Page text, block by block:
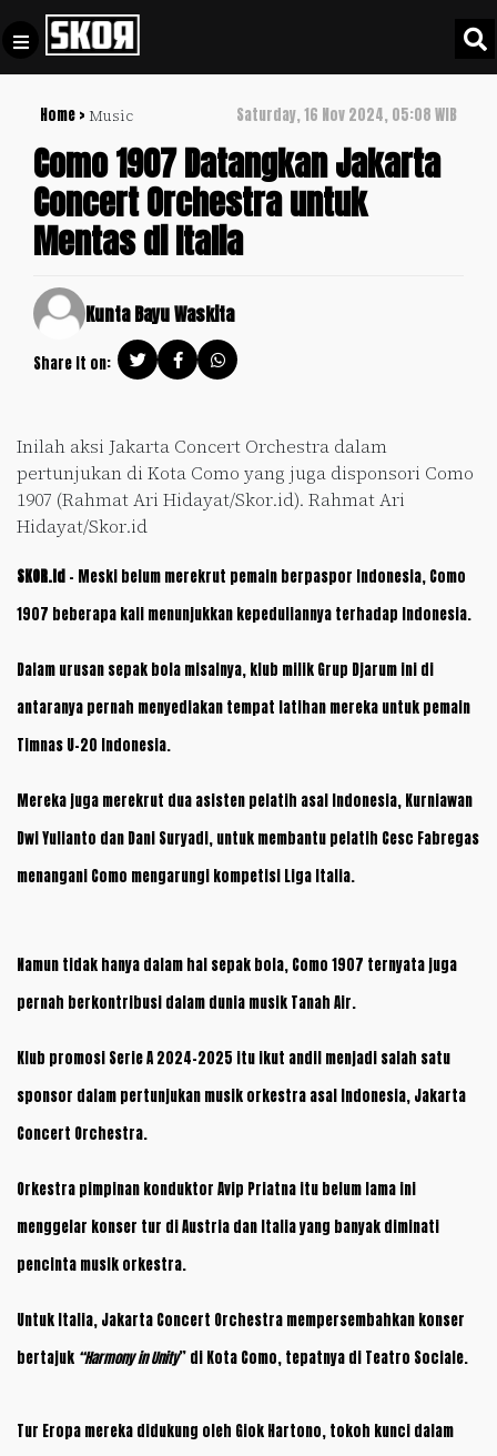
Home > Music Saturday, 16 Nov 2024, 05:08 WIB
Como 1907 Datangkan Jakarta
Concert Orchestra untuk
Mentas di Italia
Kunta Bayu Waskita
Share it on:
Inilah aksi Jakarta Concert Orchestra dalam
pertunjukan di Kota Como yang juga disponsori Como
1907 (Rahmat Ari Hidayat/Skor.id). Rahmat Ari
Hidayat/Skor.id
SKOR.id – Meski belum merekrut pemain berpaspor Indonesia, Como
1907 beberapa kali menunjukkan kepeduliannya terhadap Indonesia.
Dalam urusan sepak bola misalnya, klub milik Grup Djarum ini di
antaranya pernah menyediakan tempat latihan mereka untuk pemain
Timnas U-20 Indonesia.
Mereka juga merekrut dua asisten pelatih asal Indonesia, Kurniawan
Dwi Yulianto dan Dani Suryadi, untuk membantu pelatih Cesc Fabregas
menangani Como mengarungi kompetisi Liga Italia.
Namun tidak hanya dalam hal sepak bola, Como 1907 ternyata juga
pernah berkontribusi dalam dunia musik Tanah Air.
Klub promosi Serie A 2024-2025 itu ikut andil menjadi salah satu
sponsor dalam pertunjukan musik orkestra asal Indonesia, Jakarta
Concert Orchestra.
Orkestra pimpinan konduktor Avip Priatna itu belum lama ini
menggelar konser tur di Austria dan Italia yang banyak diminati
pencinta musik orkestra.
Untuk Italia, Jakarta Concert Orchestra mempersembahkan konser
bertajuk “Harmony in Unity” di Kota Como, tepatnya di Teatro Sociale.
Tur Eropa mereka didukung oleh Giok Hartono, tokoh kunci dalam
Football +
Culture +
Update
Indonesia
SPECIAL
Video
Policy
Pedoman
Pemberitaan
Media
Disclaimer
Tentang